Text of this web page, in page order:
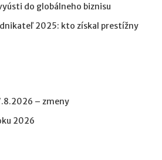
do globálneho biznisu
2025: kto získal prestížny
– zmeny
2026